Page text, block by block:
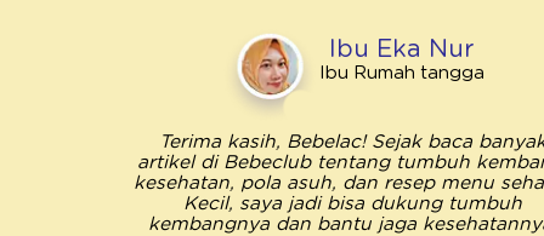
Ibu Eka Nur
Ibu Rumah tangga
Terima kasih, Bebelac! Sejak baca
artikel di Bebeclub tentang tumbuh
kesehatan, pola asuh, dan resep menu
Kecil, saya jadi bisa dukung tumbuh
kembangnya dan bantu jaga